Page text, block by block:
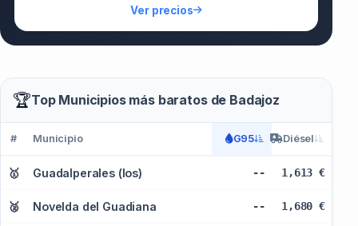
Ver precios
🏆Top Municipios más baratos de Badajoz
# Municipio G95 Diésel
🥇 Guadalperales (los) -- 1,613 €
🥈 Novelda del Guadiana -- 1,680 €